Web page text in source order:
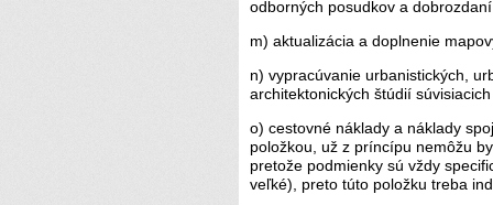
odborných posudkov a
m) aktualizácia a doplnenie
n) vypracúvanie urbanistických,
architektonických štúdií
o) cestovné náklady a náklady
položkou, už z príncípu nemôžu
pretože podmienky sú vždy
veľké), preto túto položku treba